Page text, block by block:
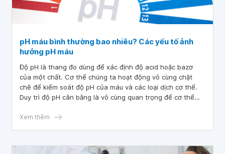
pH máu bình thường bao nhiêu? Các yếu tố ảnh
hưởng pH máu
Độ pH là thang đo dùng để xác định độ acid hoặc bazơ
của một chất. Cơ thể chúng ta hoạt động vô cùng chặt
chẽ để kiểm soát độ pH của máu và các loại dịch cơ thể.
Duy trì độ pH cân bằng là vô cùng quan trọng để cơ thể
Xem thêm